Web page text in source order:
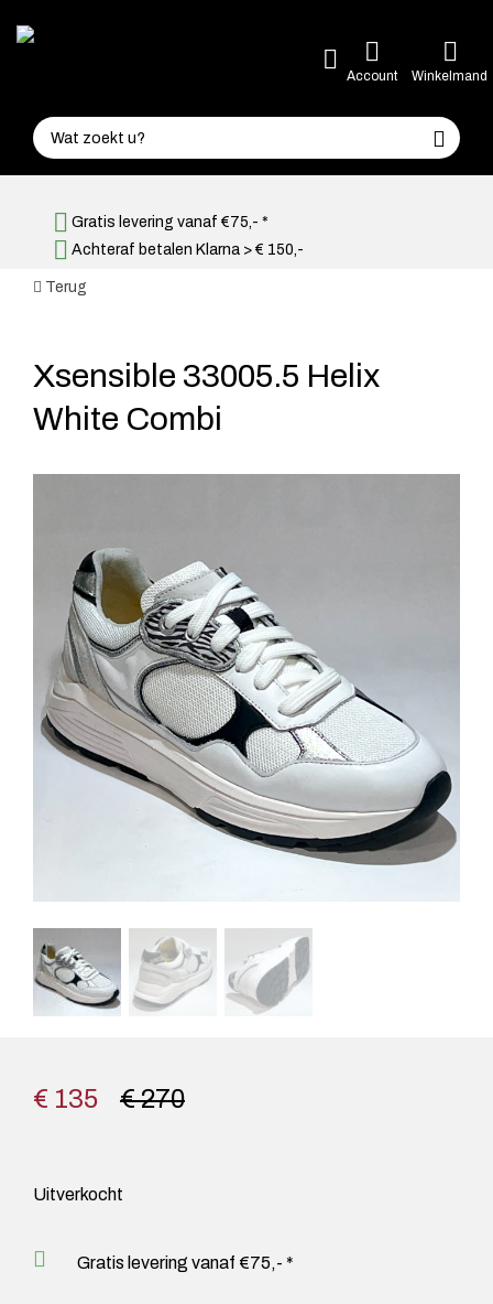
Account Winkelmand
Gratis levering vanaf €75,- *
Achteraf betalen Klarna > € 150,-
Terug
Xsensible 33005.5 Helix
White Combi
€ 270
€ 135
Uitverkocht
Gratis levering vanaf €75,- *